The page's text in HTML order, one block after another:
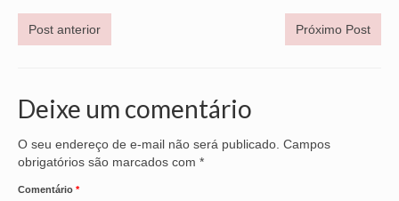
VÍDEOS
SINDICALIZE-SE
JURÍDICO
Post anterior Próximo Post
Deixe um comentário
O seu endereço de e-mail não será publicado. Campos
obrigatórios são marcados com *
Comentário *